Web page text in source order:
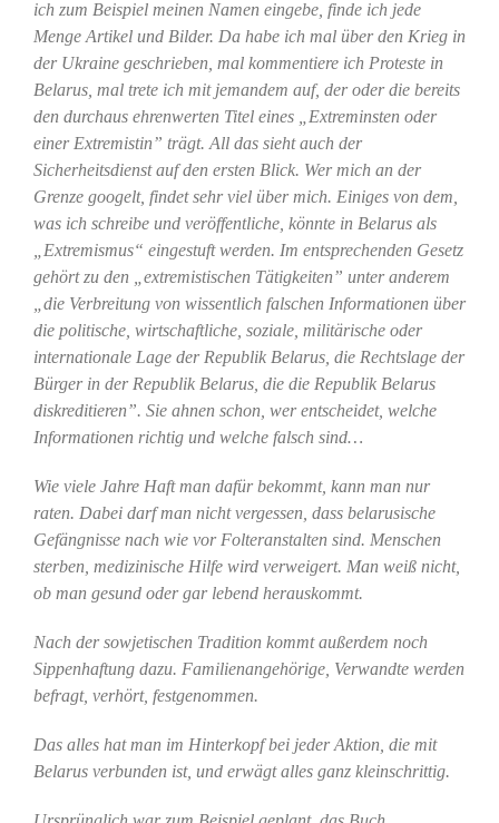
ich zum Beispiel meinen Namen eingebe, finde ich jede
Menge Artikel und Bilder. Da habe ich mal über den Krieg in
der Ukraine geschrieben, mal kommentiere ich Proteste in
Belarus, mal trete ich mit jemandem auf, der oder die bereits
den durchaus ehrenwerten Titel eines „Extreminsten oder
einer Extremistin” trägt. All das sieht auch der
Sicherheitsdienst auf den ersten Blick. Wer mich an der
Grenze googelt, findet sehr viel über mich. Einiges von dem,
was ich schreibe und veröffentliche, könnte in Belarus als
„Extremismus“ eingestuft werden. Im entsprechenden Gesetz
gehört zu den „extremistischen Tätigkeiten” unter anderem
„die Verbreitung von wissentlich falschen Informationen über
die politische, wirtschaftliche, soziale, militärische oder
internationale Lage der Republik Belarus, die Rechtslage der
Bürger in der Republik Belarus, die die Republik Belarus
diskreditieren”. Sie ahnen schon, wer entscheidet, welche
Informationen richtig und welche falsch sind…
Wie viele Jahre Haft man dafür bekommt, kann man nur
raten. Dabei darf man nicht vergessen, dass belarusische
Gefängnisse nach wie vor Folteranstalten sind. Menschen
sterben, medizinische Hilfe wird verweigert. Man weiß nicht,
ob man gesund oder gar lebend herauskommt.
Nach der sowjetischen Tradition kommt außerdem noch
Sippenhaftung dazu. Familienangehörige, Verwandte werden
befragt, verhört, festgenommen.
Das alles hat man im Hinterkopf bei jeder Aktion, die mit
Belarus verbunden ist, und erwägt alles ganz kleinschrittig.